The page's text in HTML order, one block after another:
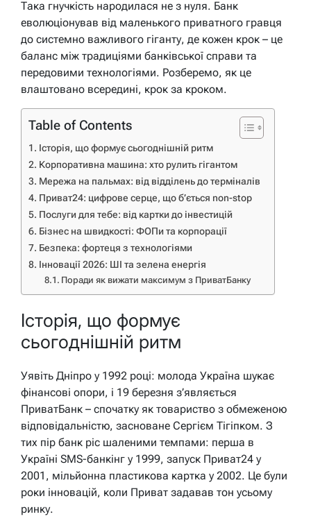
Така гнучкість народилася не з нуля. Банк
еволюціонував від маленького приватного гравця
до системно важливого гіганту, де кожен крок – це
баланс між традиціями банківської справи та
передовими технологіями. Розберемо, як це
влаштовано всередині, крок за кроком.
Table of Contents
Історія, що формує сьогоднішній ритм
Корпоративна машина: хто рулить гігантом
Мережа на пальмах: від відділень до терміналів
Приват24: цифрове серце, що б’ється non-stop
Послуги для тебе: від картки до інвестицій
Бізнес на швидкості: ФОПи та корпорації
Безпека: фортеця з технологіями
Інновації 2026: ШІ та зелена енергія
Поради як вижати максимум з ПриватБанку
Історія, що формує
сьогоднішній ритм
Уявіть Дніпро у 1992 році: молода Україна шукає
фінансові опори, і 19 березня з’являється
ПриватБанк – спочатку як товариство з обмеженою
відповідальністю, засноване Сергієм Тігіпком. З
тих пір банк ріс шаленими темпами: перша в
Україні SMS-банкінг у 1999, запуск Приват24 у
2001, мільйонна пластикова картка у 2002. Це були
роки інновацій, коли Приват задавав тон усьому
ринку.